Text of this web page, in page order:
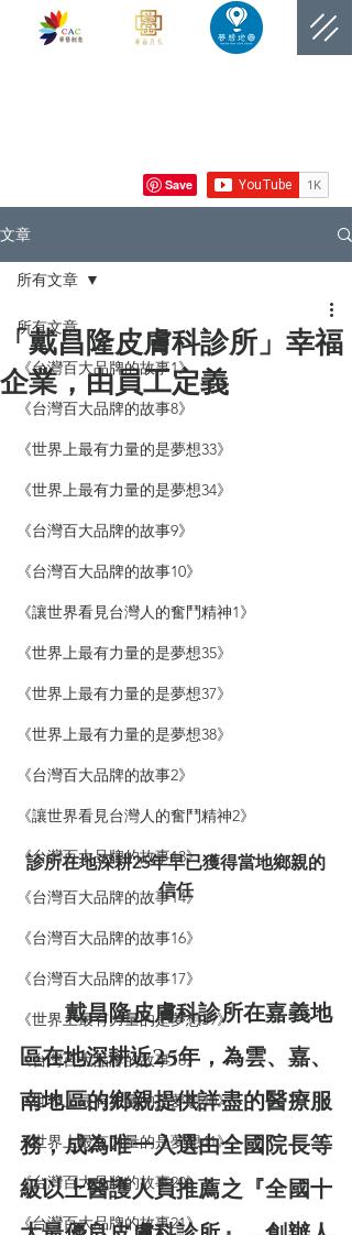
文章
所有文章
《台灣百大品牌的故事1》
《台灣百大品牌的故事8》
《世界上最有力量的是夢想33》
《世界上最有力量的是夢想34》
《台灣百大品牌的故事9》
《台灣百大品牌的故事10》
《讓世界看見台灣人的奮鬥精神1》
《世界上最有力量的是夢想35》
《世界上最有力量的是夢想37》
《世界上最有力量的是夢想38》
《台灣百大品牌的故事2》
《讓世界看見台灣人的奮鬥精神2》
《台灣百大品牌的故事13》
《台灣百大品牌的故事14》
《台灣百大品牌的故事16》
《台灣百大品牌的故事17》
《世界上最有力量的是夢想39》
《台灣百大品牌的故事18》
《世界上最有力量的是夢想40》
《世界上最有力量的是夢想41》
《台灣百大品牌的故事20》
《台灣百大品牌的故事21》
所有文章
「戴昌隆皮膚科診所」幸福
企業，由員工定義
診所在地深耕25年早已獲得當地鄉親的
信任
戴昌隆皮膚科診所在嘉義地
區在地深耕近25年，為雲、嘉、
南地區的鄉親提供詳盡的醫療服
務，成為唯一入選由全國院長等
級以上醫護人員推薦之『全國十